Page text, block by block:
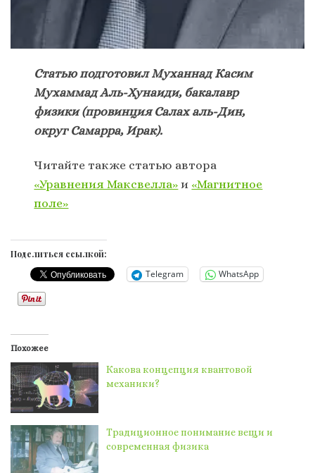
Статью подготовил Муханнад Касим
Мухаммад Аль-Хунаиди, бакалавр
физики (провинция Салах аль-Дин,
округ Самарра, Ирак).
Читайте также статью автора
«Уравнения Максвелла» и «Магнитное
поле»
Поделиться ссылкой:
Telegram WhatsApp
Похожее
Какова концепция квантовой
механики?
Традиционное понимание вещи и
современная физика